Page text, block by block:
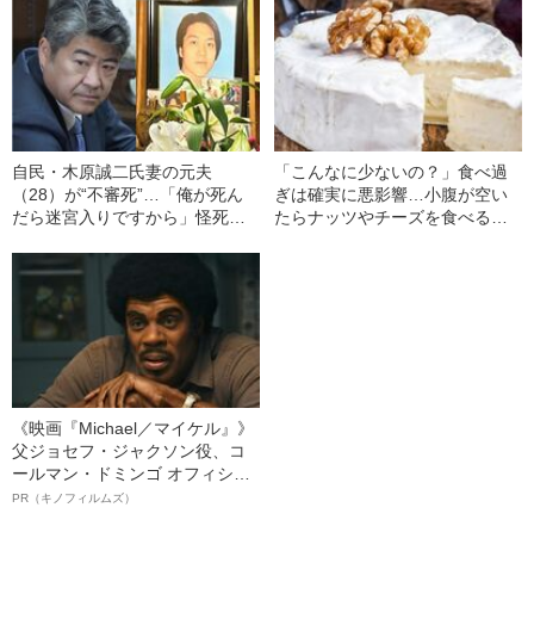
自民・木原誠二氏妻の元夫
（28）が“不審死”…「俺が死ん
だら迷宮入りですから」怪死現
《木原事件に新展開》
「こんなに少ないの？」食べ過
ぎは確実に悪影響…小腹が空い
たらナッツやチーズを食べる人
《映画『Michael／マイケル』》
父ジョセフ・ジャクソン役、コ
ールマン・ドミンゴ オフィシャ
ルインタビュー“観客を魅了した
PR（キノフィルムズ）